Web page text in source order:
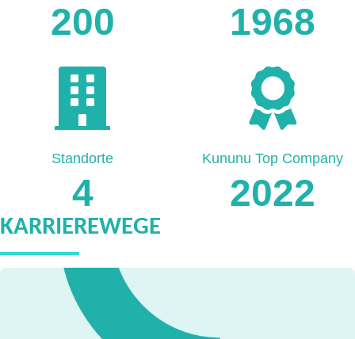
200 1968
4
Standorte
2022
Kununu Top Company
KARRIEREWEGE